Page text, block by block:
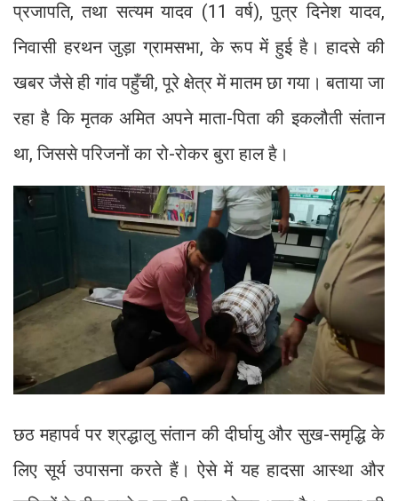
प्रजापति, तथा सत्यम यादव (11 वर्ष), पुत्र दिनेश यादव,
निवासी हरथन जुड़ा ग्रामसभा, के रूप में हुई है। हादसे की
खबर जैसे ही गांव पहुँची, पूरे क्षेत्र में मातम छा गया। बताया जा
रहा है कि मृतक अमित अपने माता-पिता की इकलौती संतान
था, जिससे परिजनों का रो-रोकर बुरा हाल है।
छठ महापर्व पर श्रद्धालु संतान की दीर्घायु और सुख-समृद्धि के
लिए सूर्य उपासना करते हैं। ऐसे में यह हादसा आस्था और